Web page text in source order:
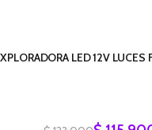
LED 12V LUCES